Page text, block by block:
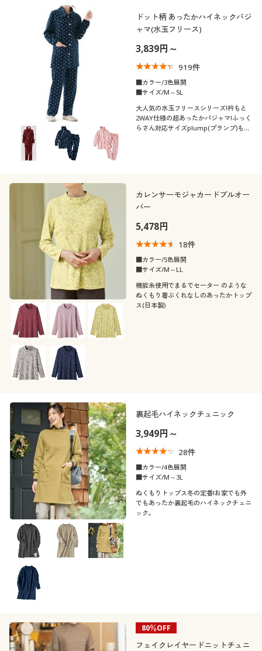
ドット柄 あったかハイネックパジ
ャマ(水玉フリース)
3,839円～
919件
■カラー/3色展開
■サイズ/M～5L
大人気の水玉フリースシリーズ!衿もと
2WAY仕様の超あったかパジャマ!ふっく
らさん対応サイズplump(プランプ)もあ
カレンサーモジャカードプルオー
バー
5,478円
18件
■カラー/5色展開
■サイズ/M～LL
機能糸使用でまるでセーター のような
ぬくもり着ぶくれなしのあったかトップ
ス(日本製)
裏起毛ハイネックチュニック
3,949円～
28件
■カラー/4色展開
■サイズ/M～3L
ぬくもりトップス冬の定番!お家でも外
でもあったか裏起毛のハイネックチュニ
ック。
80％OFF
フェイクレイヤードニットチュニ